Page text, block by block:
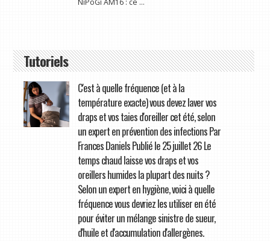
NiPoGi AM16 : ce ...
Tutoriels
C'est à quelle fréquence (et à la
température exacte) vous devez laver vos
draps et vos taies d'oreiller cet été, selon
un expert en prévention des infections Par
Frances Daniels Publié le 25 juillet 26 Le
temps chaud laisse vos draps et vos
oreillers humides la plupart des nuits ?
Selon un expert en hygiène, voici à quelle
fréquence vous devriez les utiliser en été
pour éviter un mélange sinistre de sueur,
d'huile et d'accumulation d'allergènes.